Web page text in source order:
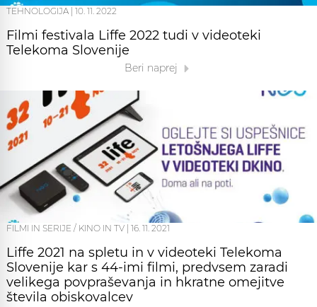
TEHNOLOGIJA 10. 11. 2022
Filmi festivala Liffe 2022 tudi v videoteki
Telekoma Slovenije
Beri naprej
FILMI IN SERIJE / KINO IN TV 16. 11. 2021
Liffe 2021 na spletu in v videoteki Telekoma
Slovenije kar s 44-imi filmi, predvsem zaradi
velikega povpraševanja in hkratne omejitve
števila obiskovalcev